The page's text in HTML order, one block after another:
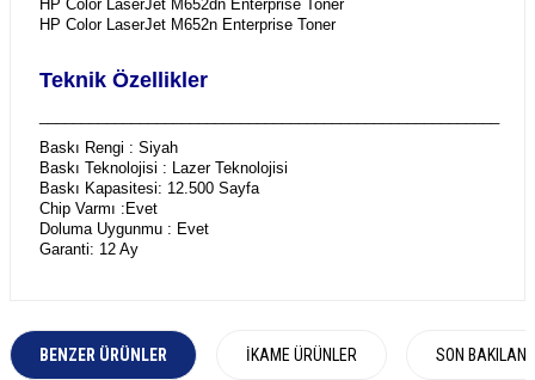
HP Color LaserJet M652dn Enterprise Toner
HP Color LaserJet M652n Enterprise Toner
Teknik Özellikler
Baskı Rengi : Siyah
Baskı Teknolojisi : Lazer Teknolojisi
Baskı Kapasitesi: 12.500 Sayfa
Chip Varmı :Evet
Doluma Uygunmu : Evet
Garanti: 12 Ay
BENZER ÜRÜNLER İKAME ÜRÜNLER SON